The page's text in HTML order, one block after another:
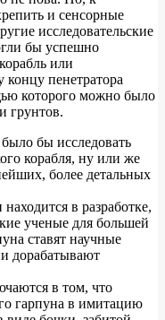
и сенсорные
исследовательские
бы успешно
или
пенетратора
которого можно было
грунтов.
бы исследовать
корабля, ну или же
более детальных
в разработке,
ученые для большей
ставят научные
дорабатывают
в том, что
гарпуна в имитацию